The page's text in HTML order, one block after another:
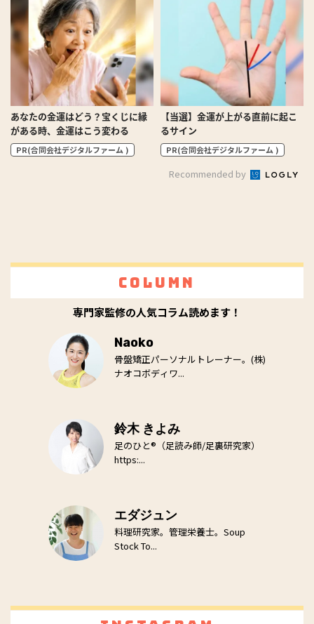
あなたの金運はどう？宝くじに縁
がある時、金運はこう変わる
PR(合同会社デジタルファーム )
【当選】金運が上がる直前に起こ
るサイン
PR(合同会社デジタルファーム )
Recommended by
Column
専門家監修の人気コラム読めます！
Naoko
骨盤矯正パーソナルトレーナー。(株)
ナオコボディワ...
鈴木 きよみ
足のひと®（足読み師/足裏研究家）
https:...
エダジュン
料理研究家。管理栄養士。Soup
Stock To...